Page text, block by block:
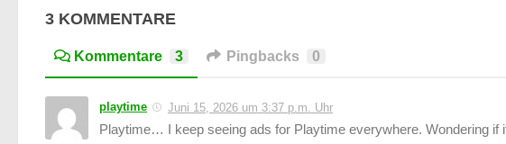
3 KOMMENTARE
Kommentare 3 Pingbacks 0
playtime Juni 15, 2026 um 3:37 p.m. Uhr
Playtime… I keep seeing ads for Playtime everywhere. Wondering if